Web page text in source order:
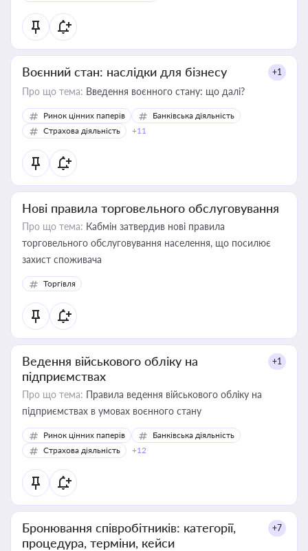
Воєнний стан: наслідки для бізнесу +1
Про що тема: Введення воєнного стану: що далі?
Ринок цінних паперів
Банківська діяльність
Страхова діяльність
+11
Нові правила торговельного обслуговування
Про що тема: Кабмін затвердив нові правила
торговельного обслуговування населення, що посилює
захист споживача
Торгівля
Ведення військового обліку на
підприємствах
+1
Про що тема: Правила ведення військового обліку на
підприємствах в умовах воєнного стану
Ринок цінних паперів
Банківська діяльність
Страхова діяльність
+12
Бронювання співробітників: категорії,
процедура, терміни, кейси
+7